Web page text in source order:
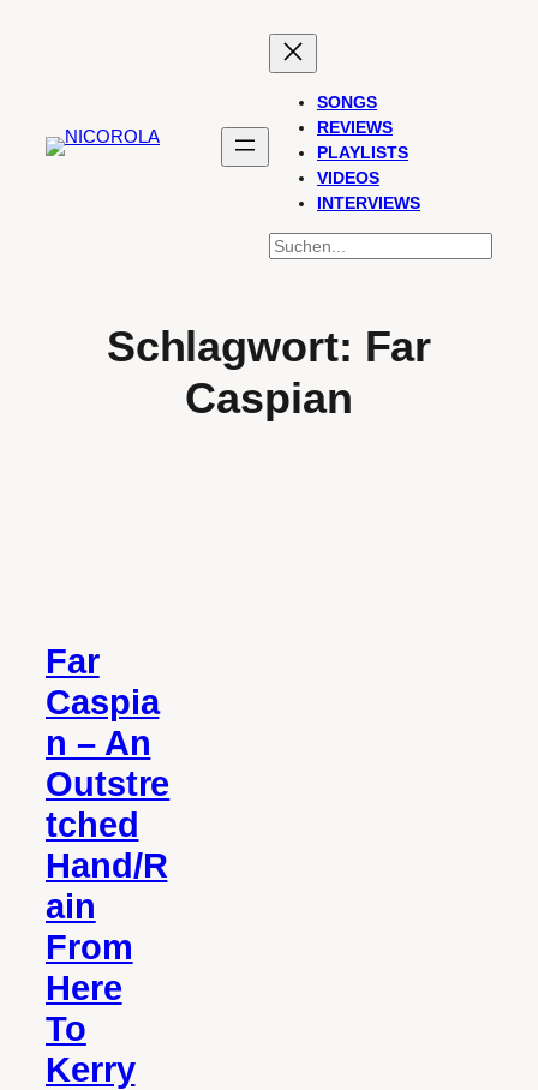
SONGS
REVIEWS
PLAYLISTS
VIDEOS
INTERVIEWS
SUCHEN
Schlagwort: Far
Caspian
Far
Caspia
n – An
Outstre
tched
Hand/R
ain
From
Here
To
Kerry